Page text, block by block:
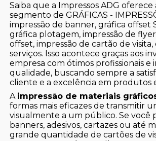
Saiba que a Impressos ADG oferece
segmento de GRÁFICAS -
impressão de banner, gráfica offset
gráfica plotagem, impressão de
offset, impressão de cartão de
serviços. Isso acontece graças aos
empresa com ótimos profissionais e
qualidade, buscando sempre a
cliente e a excelência em produtos
A impressão de materiais
formas mais eficazes de transmitir
visualmente a um público. Se você
banners, adesivos, cartazes ou até
grande quantidade de cartões de